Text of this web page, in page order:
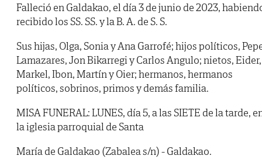
Falleció en Galdakao, el día 3 de junio de 2023,
recibido los SS. SS. y la B. A. de S. S.
Sus hijas, Olga, Sonia y Ana Garrofé; hijos políticos,
Lamazares, Jon Bikarregi y Carlos Angulo; nietos, Eider,
Markel, Ibon, Martín y Oier; hermanos, hermanos
políticos, sobrinos, primos y demás familia.
MISA FUNERAL: LUNES, día 5, a las SIETE de la tarde,
la iglesia parroquial de Santa
María de Galdakao (Zabalea s/n) - Galdakao.